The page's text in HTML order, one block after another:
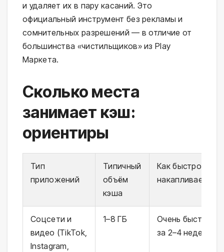
и удаляет их в пару касаний. Это
официальный инструмент без рекламы и
сомнительных разрешений — в отличие от
большинства «чистильщиков» из Play
Маркета.
Сколько места
занимает кэш:
ориентиры
Тип
приложений
Типичный
объём
кэша
Как быстро
накапливается
Соцсети и
видео (TikTok,
Instagram,
1–8 ГБ
Очень быстро,
за 2–4 недели